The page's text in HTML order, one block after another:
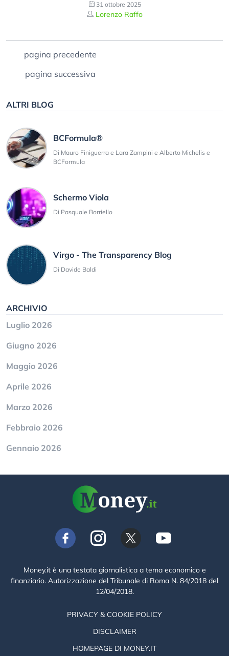
Lorenzo Raffo
31 ottobre 2025
pagina precedente
pagina successiva
ALTRI BLOG
BCFormula®
Di Mauro Finiguerra e Lara Zampini e Alberto Michelis e
BCFormula
Schermo Viola
Di Pasquale Borriello
Virgo - The Transparency Blog
Di Davide Baldi
ARCHIVIO
Luglio 2026
Giugno 2026
Maggio 2026
Aprile 2026
Marzo 2026
Febbraio 2026
Gennaio 2026
Money.it è una testata giornalistica a tema economico e
finanziario. Autorizzazione del Tribunale di Roma N. 84/2018 del
12/04/2018.
PRIVACY & COOKIE POLICY
DISCLAIMER
HOMEPAGE DI MONEY.IT